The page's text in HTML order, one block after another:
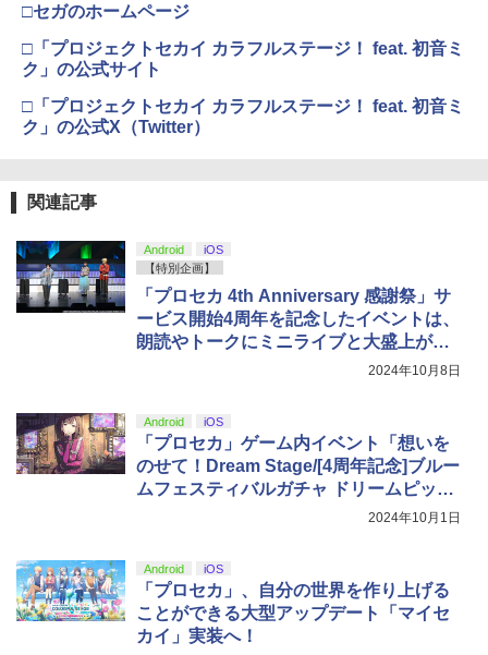
□セガのホームページ
□「プロジェクトセカイ カラフルステージ！ feat. 初音ミ
ク」の公式サイト
□「プロジェクトセカイ カラフルステージ！ feat. 初音ミ
ク」の公式X（Twitter）
関連記事
Android
iOS
【特別企画】
「プロセカ 4th Anniversary 感謝祭」サ
ービス開始4周年を記念したイベントは、
朗読やトークにミニライブと大盛上が
2024年10月8日
Android iOS
「プロセカ」ゲーム内イベント「想いを
のせて！Dream Stage/[4周年記念]ブルー
ムフェスティバルガチャ ドリームピッ
2024年10月1日
Android iOS
「プロセカ」、自分の世界を作り上げる
ことができる大型アップデート「マイセ
カイ」実装へ！